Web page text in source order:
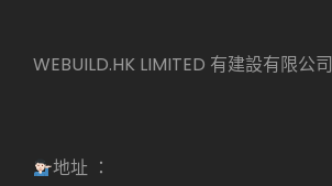
WEBUILD.HK LIMITED 有建設有限公司
地址 ：